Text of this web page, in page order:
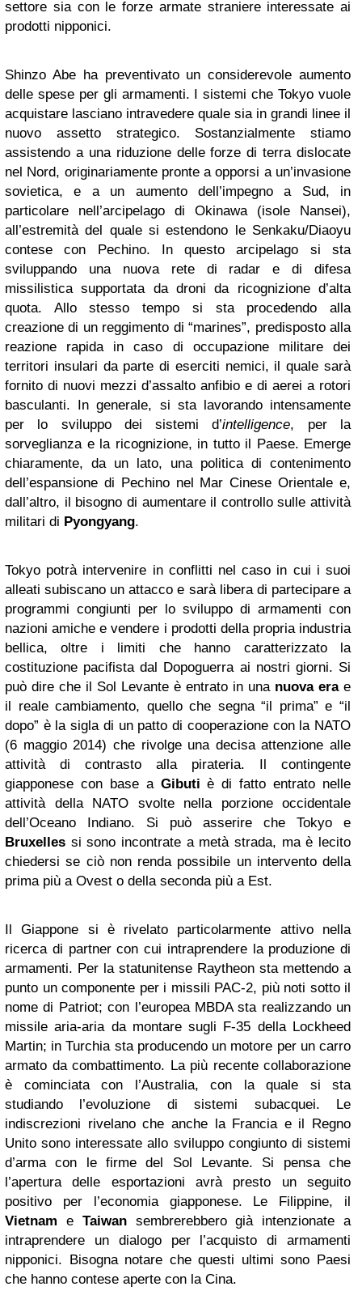
settore sia con le forze armate straniere interessate ai
prodotti nipponici.
Shinzo Abe ha preventivato un considerevole aumento
delle spese per gli armamenti. I sistemi che Tokyo vuole
acquistare lasciano intravedere quale sia in grandi linee il
nuovo assetto strategico. Sostanzialmente stiamo
assistendo a una riduzione delle forze di terra dislocate
nel Nord, originariamente pronte a opporsi a un’invasione
sovietica, e a un aumento dell’impegno a Sud, in
particolare nell’arcipelago di Okinawa (isole Nansei),
all’estremità del quale si estendono le Senkaku/Diaoyu
contese con Pechino. In questo arcipelago si sta
sviluppando una nuova rete di radar e di difesa
missilistica supportata da droni da ricognizione d’alta
quota. Allo stesso tempo si sta procedendo alla
creazione di un reggimento di “marines”, predisposto alla
reazione rapida in caso di occupazione militare dei
territori insulari da parte di eserciti nemici, il quale sarà
fornito di nuovi mezzi d’assalto anfibio e di aerei a rotori
basculanti. In generale, si sta lavorando intensamente
per lo sviluppo dei sistemi d’intelligence, per la
sorveglianza e la ricognizione, in tutto il Paese. Emerge
chiaramente, da un lato, una politica di contenimento
dell’espansione di Pechino nel Mar Cinese Orientale e,
dall’altro, il bisogno di aumentare il controllo sulle attività
militari di Pyongyang.
Tokyo potrà intervenire in conflitti nel caso in cui i suoi
alleati subiscano un attacco e sarà libera di partecipare a
programmi congiunti per lo sviluppo di armamenti con
nazioni amiche e vendere i prodotti della propria industria
bellica, oltre i limiti che hanno caratterizzato la
costituzione pacifista dal Dopoguerra ai nostri giorni. Si
può dire che il Sol Levante è entrato in una nuova erae
il reale cambiamento, quello che segna “il prima” e “il
dopo” è la sigla di un patto di cooperazione con la NATO
(6 maggio 2014) che rivolge una decisa attenzione alle
attività di contrasto alla pirateria. Il contingente
giapponese con base a Gibuti è di fatto entrato nelle
attività della NATO svolte nella porzione occidentale
dell’Oceano Indiano. Si può asserire che Tokyo e
Bruxelles si sono incontrate a metà strada, ma è lecito
chiedersi se ciò non renda possibile un intervento della
prima più a Ovest o della seconda più a Est.
Il Giappone si è rivelato particolarmente attivo nella
ricerca di partner con cui intraprendere la produzione di
armamenti. Per la statunitense Raytheon sta mettendo a
punto un componente per i missili PAC-2, più noti sotto il
nome di Patriot; con l’europea MBDA sta realizzando un
missile aria-aria da montare sugli F-35 della Lockheed
Martin; in Turchia sta producendo un motore per un carro
armato da combattimento. La più recente collaborazione
è cominciata con l’Australia, con la quale si sta
studiando l’evoluzione di sistemi subacquei. Le
indiscrezioni rivelano che anche la Francia e il Regno
Unito sono interessate allo sviluppo congiunto di sistemi
d’arma con le firme del Sol Levante. Si pensa che
l’apertura delle esportazioni avrà presto un seguito
positivo per l’economia giapponese. Le Filippine, il
Vietnam e Taiwansembrerebbero già intenzionate a
intraprendere un dialogo per l’acquisto di armamenti
nipponici. Bisogna notare che questi ultimi sono Paesi
che hanno contese aperte con la Cina.